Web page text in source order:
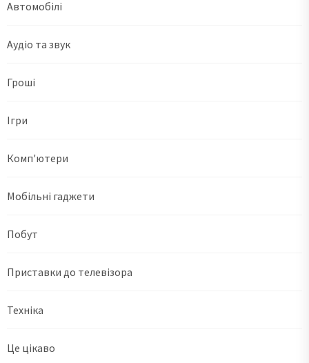
Автомобілі
Аудіо та звук
Гроші
Ігри
Комп'ютери
Мобільні гаджети
Побут
Приставки до телевізора
Техніка
Це цікаво